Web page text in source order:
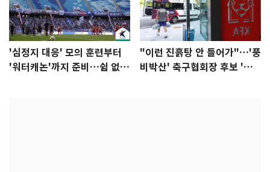
'심정지 대응' 모의 훈련부터
'워터캐논'까지 준비…쉼 없는
"이런 진흙탕 안 들어가"…'풍
비박산' 축구협회장 후보 '실